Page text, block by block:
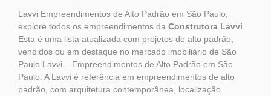
Lavvi Empreendimentos de Alto Padrão em São Paulo,
explore todos os empreendimentos da Construtora Lavvi
Esta é uma lista atualizada com projetos de alto padrão,
vendidos ou em destaque no mercado imobiliário de São
Paulo.Lavvi – Empreendimentos de Alto Padrão em São
Paulo. A Lavvi é referência em empreendimentos de alto
padrão, com arquitetura contemporânea, localização